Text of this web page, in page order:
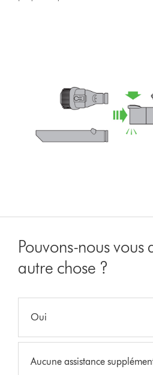
Pouvons-nous
autre chose ?
Oui
Aucune assistance